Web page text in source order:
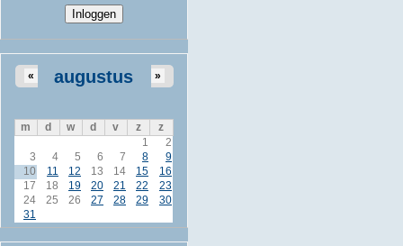
augustus
« »
m d w d v z
z
1
2
3
4 5 6 7 8
9
10
11 12 13 14 15
16
17
18 19 20 21 22
23
24
25 26 27 28 29
30
31